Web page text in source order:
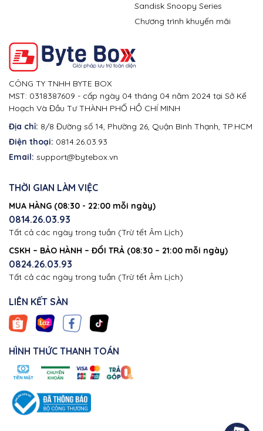
Sandisk Snoopy Series
Chương trình khuyến mãi
CÔNG TY TNHH BYTE BOX
MST: 0318387609 - cấp ngày 04 tháng 04 năm 2024 tại Sở Kế
Hoạch Và Đầu Tư THÀNH PHỐ HỒ CHÍ MINH
Địa chỉ: 8/8 Đường số 14, Phường 26, Quận Bình Thạnh, TP.HCM
Điện thoại: 0814.26.03.93
Email: support@bytebox.vn
THỜI GIAN LÀM VIỆC
MUA HÀNG (08:30 - 22:00 mỗi ngày)
0814.26.03.93
Tất cả các ngày trong tuần (Trừ tết Âm Lịch)
CSKH – BẢO HÀNH – ĐỔI TRẢ (08:30 – 21:00 mỗi ngày)
0824.26.03.93
Tất cả các ngày trong tuần (Trừ tết Âm Lịch)
LIÊN KẾT SÀN
HÌNH THỨC THANH TOÁN